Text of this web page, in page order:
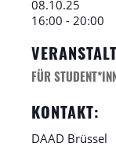
08.10.25
16:00 - 20:00
FÜR
KONTAKT:
DAAD Brüssel